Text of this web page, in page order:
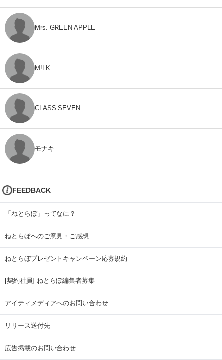
Mrs. GREEN APPLE
M!LK
CLASS SEVEN
モナキ
FEEDBACK
「ねとらぼ」ってなに？
ねとらぼへのご意見・ご感想
ねとらぼプレゼントキャンペーン応募規約
[契約社員] ねとらぼ編集者募集
アイティメディアへのお問い合わせ
リリース送付先
広告掲載のお問い合わせ